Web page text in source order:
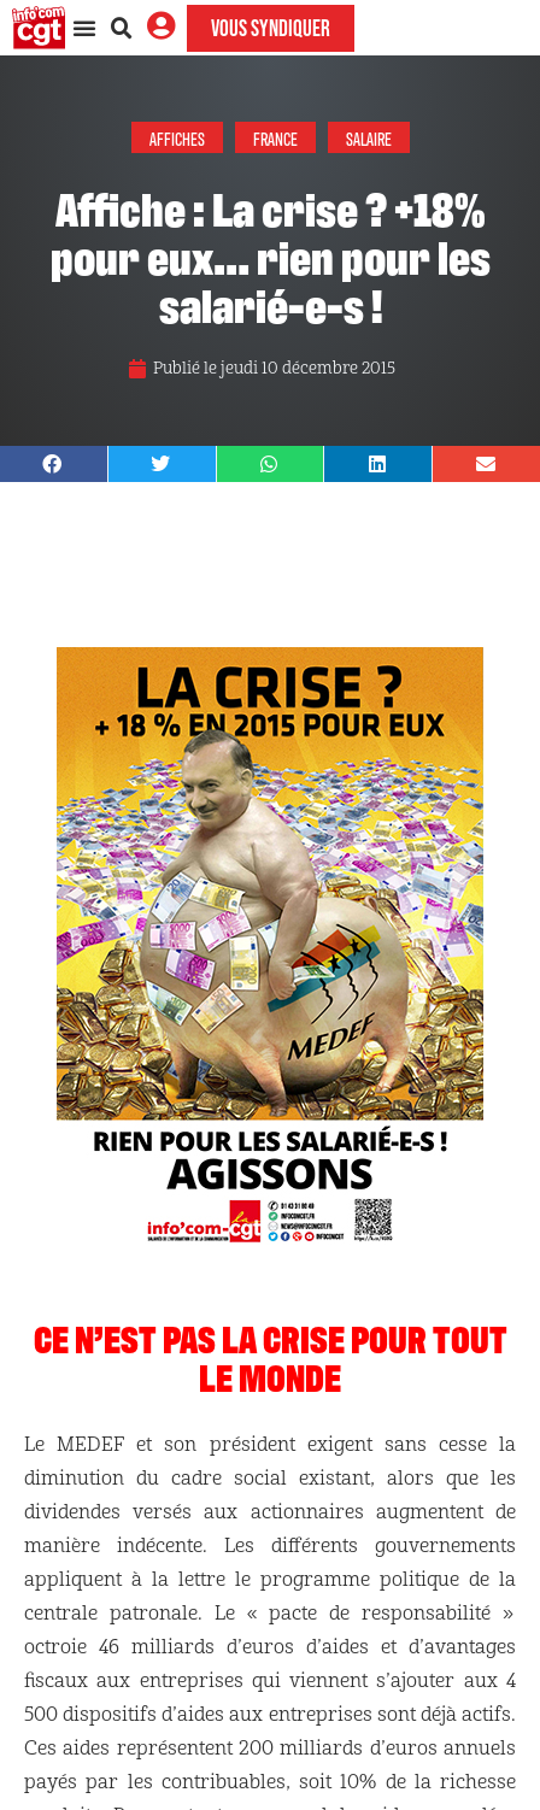
VOUS SYNDIQUER
AFFICHES FRANCE SALAIRE
Affiche : La crise ? +18%
pour eux… rien pour les
salarié-e-s !
Publié lejeudi 10 décembre 2015
CE N’EST PAS LA CRISE POUR TOUT
LE MONDE
Le MEDEF et son président exigent sans cesse la
diminution du cadre social existant, alors que les
dividendes versés aux actionnaires augmentent de
manière indécente. Les différents gouvernements
appliquent à la lettre le programme politique de la
centrale patronale. Le « pacte de responsabilité »
octroie 46 milliards d’euros d’aides et d’avantages
fiscaux aux entreprises qui viennent s’ajouter aux 4
500 dispositifs d’aides aux entreprises sont déjà actifs.
Ces aides représentent 200 milliards d’euros annuels
payés par les contribuables, soit 10% de la richesse